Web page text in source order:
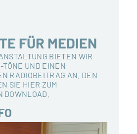
FÜR MEDIEN
BIETEN WIR
TÖNE UND EINEN
RADIOBEITRAG AN. DEN
SIE HIER ZUM
DOWNLOAD.